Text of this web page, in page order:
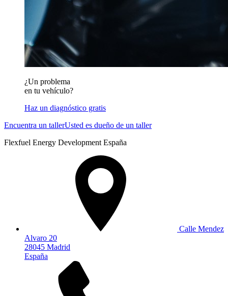
¿Un problema
en tu vehículo?
Haz un diagnóstico gratis
Encuentra un tallerUsted es dueño de un taller
Flexfuel Energy Development España
Calle Mendez
Alvaro 20
28045 Madrid
España